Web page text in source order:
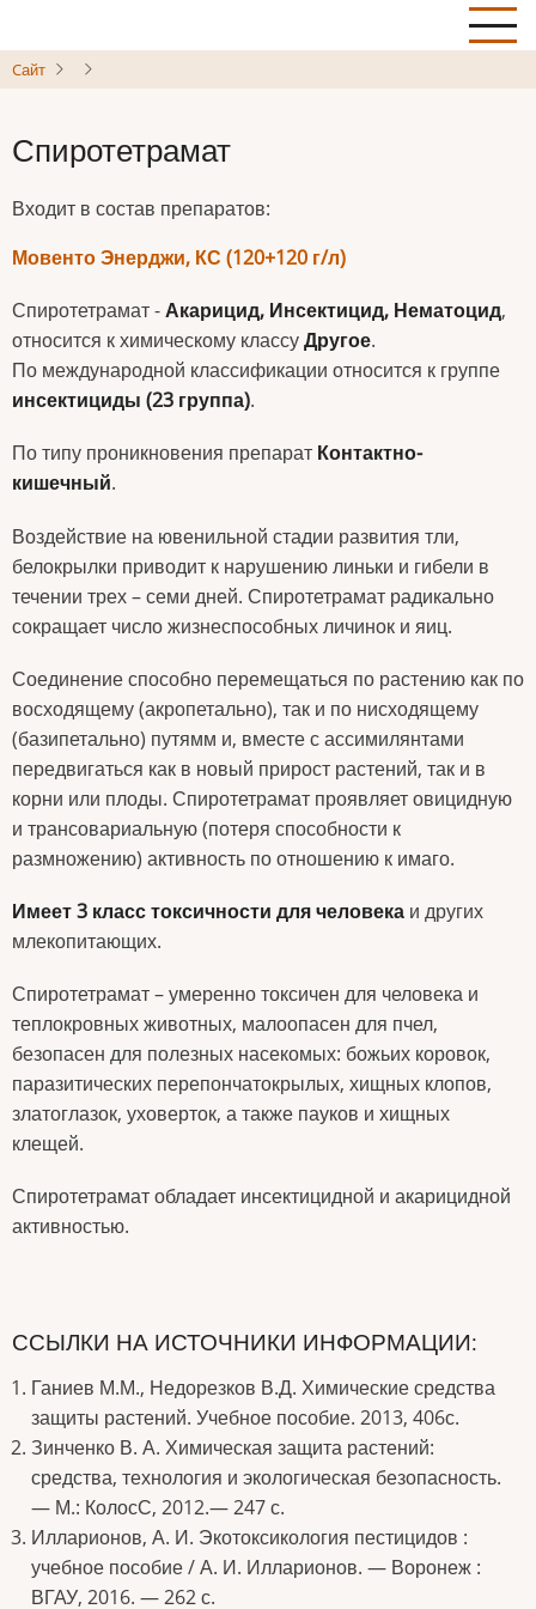
to
main
Cайт
Спиротетрамат
Входит в состав препаратов:
Мовенто Энерджи, КС (120+120 г/л)
Спиротетрамат -Акарицид, Инсектицид, Нематоцид,
относится к химическому классуДругое.
По международной классификации относится к группе
инсектициды (23 группа).
По типу проникновения препарат Контактно-
кишечный.
Воздействие на ювенильной стадии развития тли,
белокрылки приводит к нарушению линьки и гибели в
течении трех – семи дней. Спиротетрамат радикально
сокращает число жизнеспособных личинок и яиц.
Соединение способно перемещаться по растению как по
восходящему (акропетально), так и по нисходящему
(базипетально) путямм и, вместе с ассимилянтами
передвигаться как в новый прирост растений, так и в
корни или плоды. Спиротетрамат проявляет овицидную
и трансовариальную (потеря способности к
размножению) активность по отношению к имаго.
Имеет 3 класс токсичности для человека и других
млекопитающих.
Спиротетрамат – умеренно токсичен для человека и
теплокровных животных, малоопасен для пчел,
безопасен для полезных насекомых: божьих коровок,
паразитических перепончатокрылых, хищных клопов,
златоглазок, уховерток, а также пауков и хищных
клещей.
Спиротетрамат обладает инсектицидной и акарицидной
активностью.
ССЫЛКИ НА ИСТОЧНИКИ ИНФОРМАЦИИ:
Ганиев М.М., Недорезков В.Д. Химические средства
защиты растений. Учебное пособие. 2013, 406с.
Зинченко В. А. Химическая защита растений:
средства, технология и экологическая безопасность.
— М.: КолосС, 2012.— 247 с.
Илларионов, А. И. Экотоксикология пестицидов :
учебное пособие / А. И. Илларионов. — Воронеж :
ВГАУ, 2016. — 262 с.